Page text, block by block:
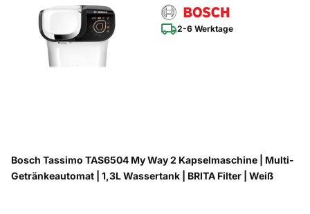
2-6 Werktage
Bosch Tassimo TAS6504 My Way 2 Kapselmaschine | Multi-
Getränkeautomat | 1,3L Wassertank | BRITA Filter | Weiß